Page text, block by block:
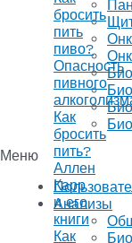
бросить
пить
пиво?
Опасность
пивного
Как
бросить
пить?
Аллен
Карр
и его
книги
Как
Меню
Анализы